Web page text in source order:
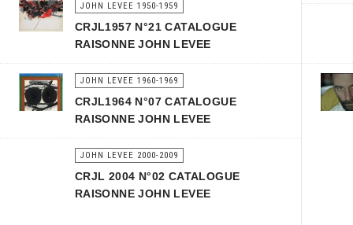
JOHN LEVEE 1950-1959
CRJL1957 N°21 CATALOGUE
RAISONNE JOHN LEVEE
JOHN LEVEE 1960-1969
CRJL1964 N°07 CATALOGUE
RAISONNE JOHN LEVEE
JOHN LEVEE 2000-2009
CRJL 2004 N°02 CATALOGUE
RAISONNE JOHN LEVEE